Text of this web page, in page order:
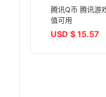
腾讯Q币 腾讯游
值可用
USD $ 15.57